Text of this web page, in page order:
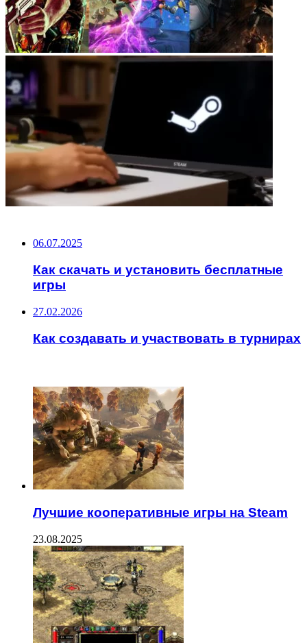
06.07.2025
Как скачать и установить бесплатные
игры
27.02.2026
Как создавать и участвовать в турнирах
Лучшие кооперативные игры на Steam
23.08.2025